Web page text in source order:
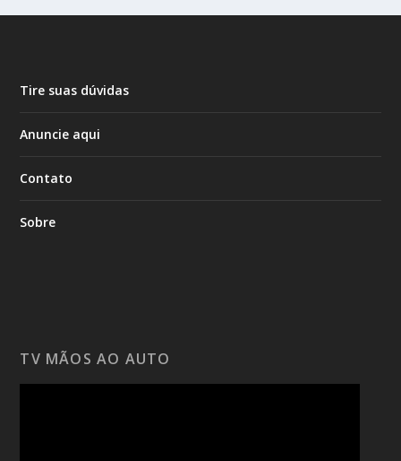
Tire suas dúvidas
Anuncie aqui
Contato
Sobre
TV MÃOS AO AUTO